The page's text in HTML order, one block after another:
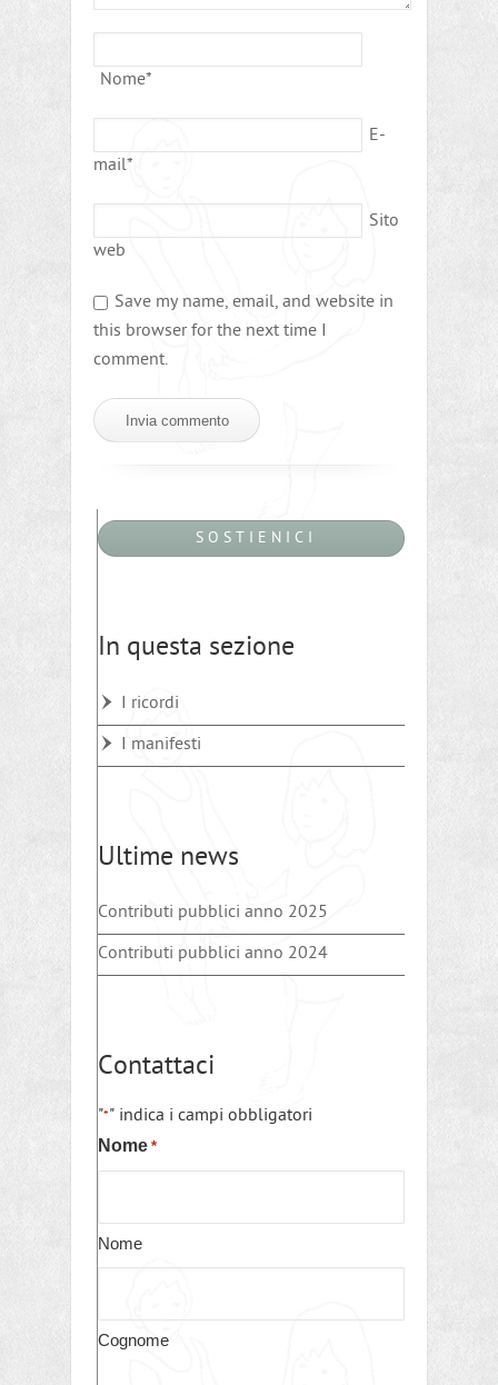
Nome*
E-
mail*
Sito
web
Save my name, email, and website in
this browser for the next time I
comment.
S O S T I E N I C I
In questa sezione
I ricordi
I manifesti
Ultime news
Contributi pubblici anno 2025
Contributi pubblici anno 2024
Contattaci
"*" indica i campi obbligatori
Nome *
Nome
Cognome